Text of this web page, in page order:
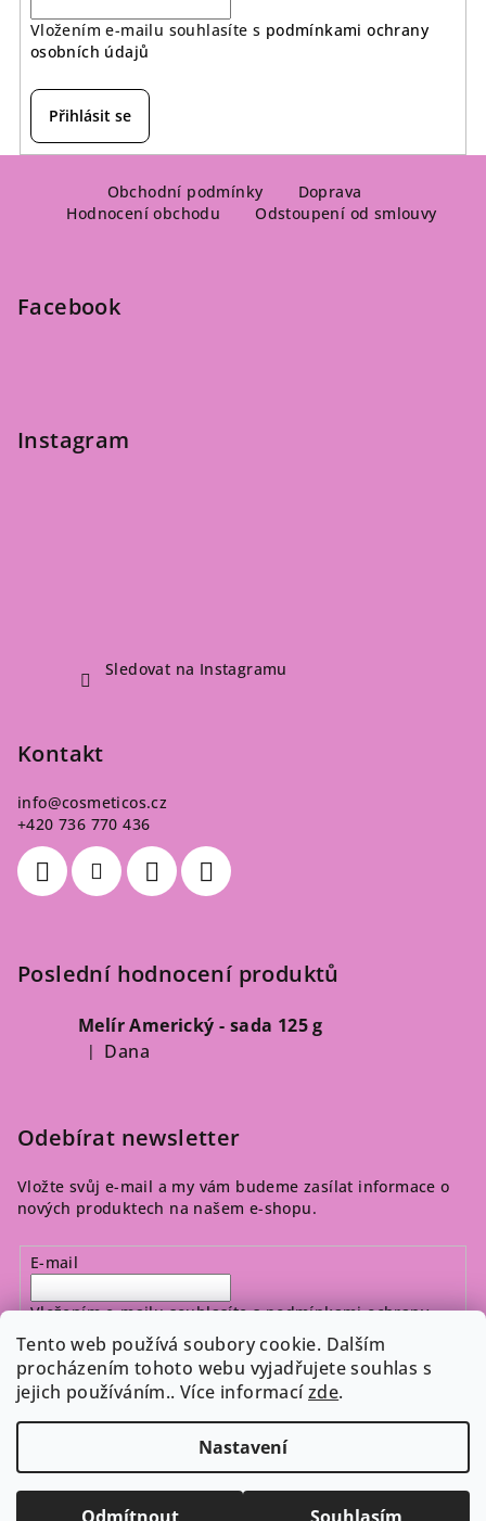
Tento web používá soubory cookie. Dalším
procházením tohoto webu vyjadřujete souhlas s
jejich používáním.. Více informacízde.
Nastavení
Vložením e-mailu souhlasíte s podmínkami ochrany
osobních údajů
Přihlásit se
Obchodní podmínky
Doprava
Hodnocení obchodu
Odstoupení od smlouvy
Facebook
Instagram
Sledovat na Instagramu
Kontakt
info@cosmeticos.cz
+420 736 770 436
Poslední hodnocení produktů
Melír Americký - sada 125 g
Hodnocení produktu je 5 z 5 hvězdiček.
| Dana
Odebírat newsletter
Vložte svůj e-mail a my vám budeme zasílat informace o
nových produktech na našem e-shopu.
E-mail
Vložením e-mailu souhlasíte spodmínkami ochrany
osobních údajů
Přihlásit se
Upravit nastavení cookies